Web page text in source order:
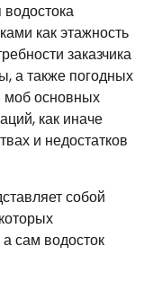
как этажность
заказчика
а также погодных
моб основных
как иначе
и недостатков
собой
сам водосток